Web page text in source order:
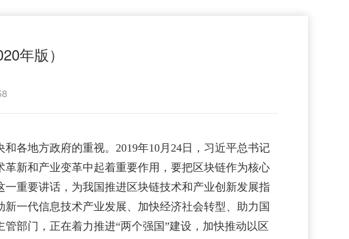
年版）
各地方政府的重视。2019年10月24日，习近平总书记
新和产业变革中起着重要作用，要把区块链作为核心
重要讲话，为我国推进区块链技术和产业创新发展指
一代信息技术产业发展、加快经济社会转型、助力国
部门，正在着力推进“两个强国”建设，加快推动以区